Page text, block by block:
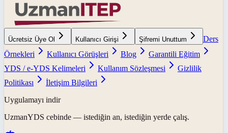
Ücretsiz Üye Ol Kullanıcı Girişi Şifremi Unuttum
Ders
Örnekleri
Kullanıcı Görüşleri Blog
Garantili Eğitim
YDS / e-YDS Kelimeleri
Kullanım Sözleşmesi
Gizlilik
Politikası
İletişim Bilgileri
Uygulamayı indir
UzmanYDS cebinde — istediğin an, istediğin yerde çalış.